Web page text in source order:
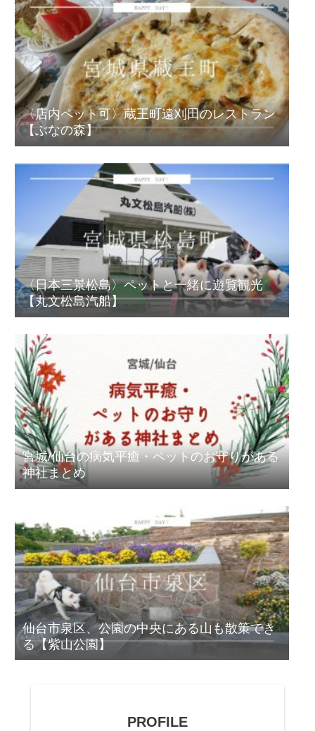
〈店内ペット可〉蔵王町遠刈田のレストラン
【ぶなの森】
〈日本三景松島〉ペットと一緒に遊覧観光
【丸文松島汽船】
宮城/仙台の病気平癒・ペットのお守りがある
神社まとめ
仙台市泉区、公園の中央にある山も散策でき
る【紫山公園】
PROFILE